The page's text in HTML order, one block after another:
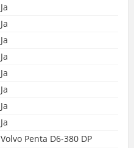
Ja
Ja
Ja
Ja
Ja
Ja
Ja
Ja
Volvo Penta D6-380 DP